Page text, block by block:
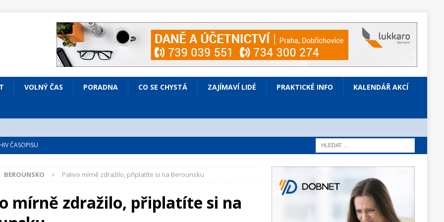
VOLNÝ ČAS PORADNA CO SE CHYSTÁ ZAJÍMAVÍ LIDÉ PRAKTICKÉ INFO KALENDÁŘ AKCÍ
ČASOPISU
VOLNÝ ČAS
Prodaná nevěsta
KULTURA
BEROUNSKO Palivo mírně zdražilo, připlatíte si na Berounsku
mírně zdražilo, připlatíte si na